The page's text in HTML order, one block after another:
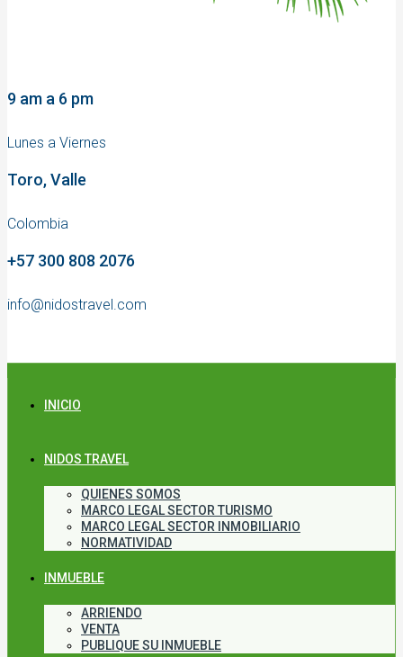
9 am a 6 pm
Lunes a Viernes
Toro, Valle
Colombia
+57 300 808 2076
info@nidostravel.com
INICIO
NIDOS TRAVEL
QUIENES SOMOS
MARCO LEGAL SECTOR TURISMO
MARCO LEGAL SECTOR INMOBILIARIO
NORMATIVIDAD
INMUEBLE
ARRIENDO
VENTA
PUBLIQUE SU INMUEBLE